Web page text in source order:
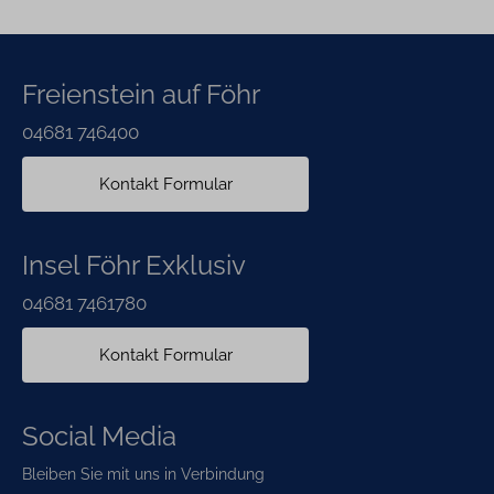
Freienstein auf Föhr
04681 746400
Kontakt Formular
Insel Föhr Exklusiv
04681 7461780
Kontakt Formular
Social Media
Bleiben Sie mit uns in Verbindung